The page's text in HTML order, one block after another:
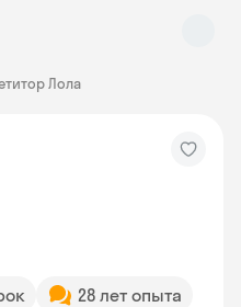
Лола
28 лет опыта